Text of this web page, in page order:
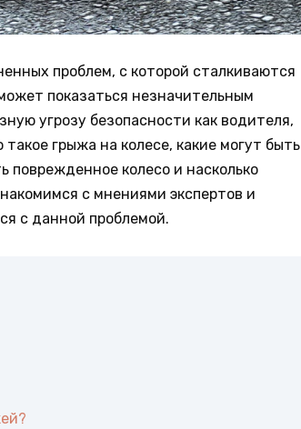
проблем, с которой сталкиваются
показаться незначительным
угрозу безопасности как водителя,
грыжа на колесе, какие могут быть
поврежденное колесо и насколько
с мнениями экспертов и
с данной проблемой.